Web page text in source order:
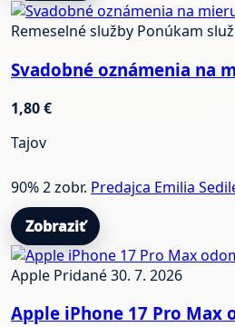
Remeselné služby Ponúkam
Svadobné oznámenia na
1,80 €
Tajov
90%2 zobr. Predajca Emilia
Zobraziť
Apple Pridané 30. 7. 2026
Apple iPhone 17 Pro Max